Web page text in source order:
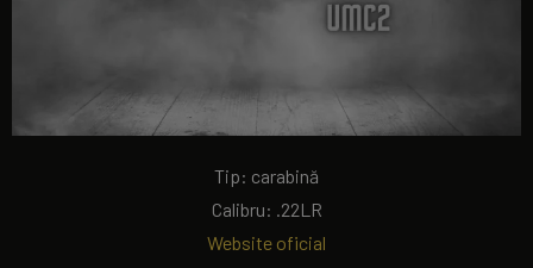
Tip: carabină
Calibru: .22LR
Website oficial